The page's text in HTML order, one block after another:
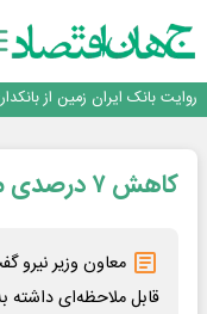
اجرای برنامه تحول بانک با
داد
روایت بانک ایران زمین از
سرپرست اداره کل روابط
اجرای برنامه تحول بانک با
بانک
کاهش ۷ درصدی مصرف برق ازسوی مردم
معاون وزیر